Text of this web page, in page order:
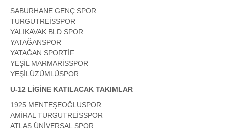
SABURHANE GENÇ.SPOR
TURGUTREİSSPOR
YALIKAVAK BLD.SPOR
YATAĞANSPOR
YATAĞAN SPORTİF
YEŞİL MARMARİSSPOR
YEŞİLÜZÜMLÜSPOR
U-12 LİGİNE KATILACAK TAKIMLAR
1925 MENTEŞEOĞLUSPOR
AMİRAL TURGUTREİSSPOR
ATLAS ÜNİVERSAL SPOR